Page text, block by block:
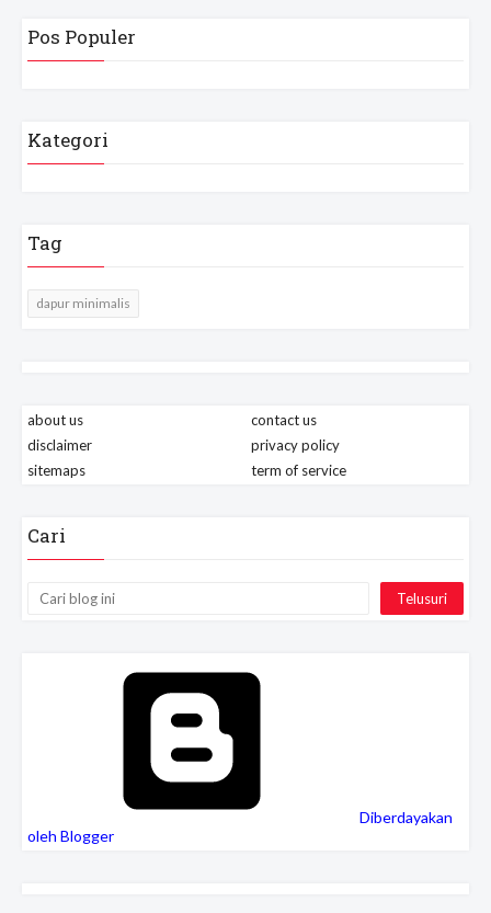
Pos Populer
Kategori
Tag
dapur minimalis
about us
contact us
disclaimer
privacy policy
sitemaps
term of service
Cari
Diberdayakan
oleh Blogger